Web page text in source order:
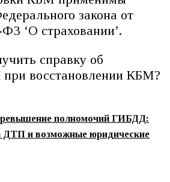
закона от
‘О страховании’.
справку об
при восстановлении КБМ?
полномочий ГИБДД:
ДТП и возможные юридические